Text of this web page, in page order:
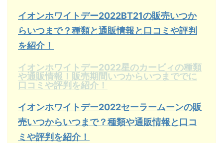
イオンホワイトデー2022BT21の販売いつか
らいつまで？種類と通販情報と口コミや評判
を紹介！
イオンホワイトデー2022星のカービィの種類
や通販情報！販売期間いつからいつまででに
口コミや評判を紹介！
イオンホワイトデー2022セーラームーンの販
売いつからいつまで？種類や通販情報と口コ
ミや評判を紹介！